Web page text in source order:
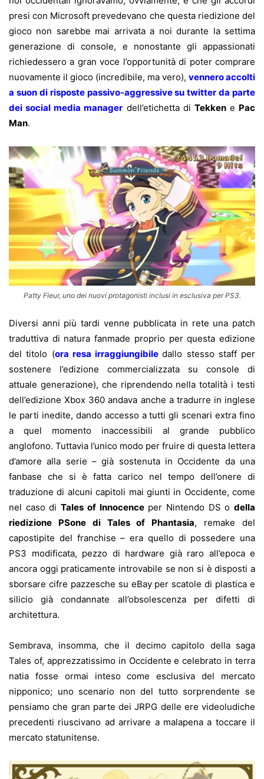
presi con Microsoft prevedevano che questa riedizione del
gioco non sarebbe mai arrivata a noi durante la settima
generazione di console, e nonostante gli appassionati
richiedessero a gran voce l’opportunità di poter comprare
nuovamente il gioco (incredibile, ma vero), vennero accolti
a suon di risposte passivo-aggressive su twitter da parte
dei social media manager dell’etichetta di Tekkene Pac
Man.
Patty Fleur, uno dei nuovi protagonisti inclusi in esclusiva per PS3.
Diversi anni più tardi venne pubblicata in rete una patch
traduttiva di natura fanmade proprio per questa edizione
del titolo (ora resa irraggiungibile dallo stesso staff per
sostenere l’edizione commercializzata su console di
attuale generazione), che riprendendo nella totalità i testi
dell’edizione Xbox 360 andava anche a tradurre in inglese
le parti inedite, dando accesso a tutti gli scenari extra fino
a quel momento inaccessibili al grande pubblico
anglofono. Tuttavia l’unico modo per fruire di questa lettera
d’amore alla serie – già sostenuta in Occidente da una
fanbase che si è fatta carico nel tempo dell’onere di
traduzione di alcuni capitoli mai giunti in Occidente, come
nel caso diTales of Innocence per Nintendo DS odella
riedizione PSone di Tales of Phantasia, remake del
capostipite del franchise – era quello di possedere una
PS3 modificata, pezzo di hardware già raro all’epoca e
ancora oggi praticamente introvabile se non si è disposti a
sborsare cifre pazzesche su eBay per scatole di plastica e
silicio già condannate all’obsolescenza per difetti di
architettura.
Sembrava, insomma, che il decimo capitolo della saga
Tales of, apprezzatissimo in Occidente e celebrato in terra
natia fosse ormai inteso come esclusiva del mercato
nipponico; uno scenario non del tutto sorprendente se
pensiamo che gran parte dei JRPG delle ere videoludiche
precedenti riuscivano ad arrivare a malapena a toccare il
mercato statunitense.